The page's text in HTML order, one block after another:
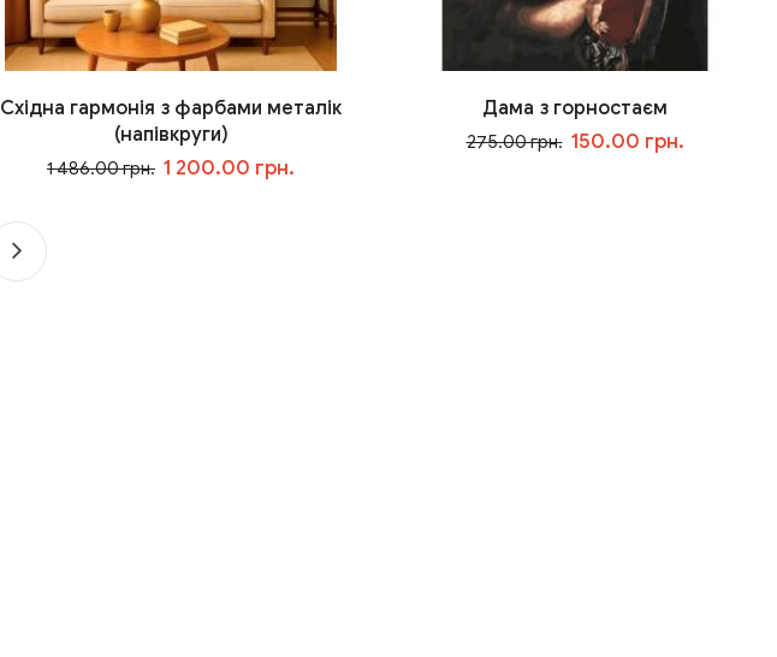
Східна гармонія з фарбами металік
(напівкруги)
1 486.00 грн. 1 200.00 грн.
Дама з горностаєм
275.00 грн. 150.00 грн.